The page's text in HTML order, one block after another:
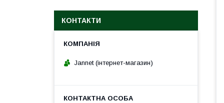
КОНТАКТИ
Jannet (інтернет-магазин)